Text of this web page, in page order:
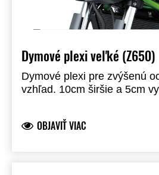
Dymové plexi veľké (Z650)
Dymové plexi pre zvýšenú
vzhľad. 10cm širšie a 5cm
OBJAVIŤ VIAC